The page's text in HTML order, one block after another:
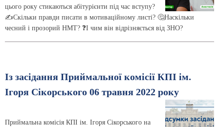
цього року стикаються абітурієнти під час вступу?
✍️Скільки правди писати в мотиваційному листі? 🤔Наскільки
чесний і прозорий НМТ? ❓І чим він відрізняється від ЗНО?
Із засідання Приймальної комісії КПІ ім.
Ігоря Сікорського 06 травня 2022 року
Приймальна комісія КПІ ім. Ігоря Сікорського на